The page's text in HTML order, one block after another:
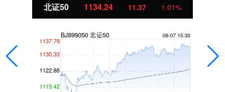
北证50 1134.24 11.37 1.01%